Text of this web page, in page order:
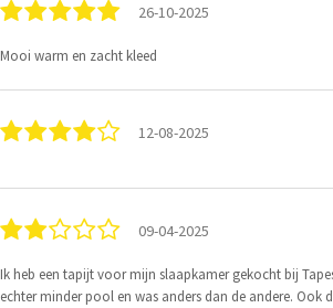
26-10-2025
Mooi warm en zacht kleed
12-08-2025
09-04-2025
Ik heb een tapijt voor mijn slaapkamer gekocht bij
echter minder pool en was anders dan de andere. Ook